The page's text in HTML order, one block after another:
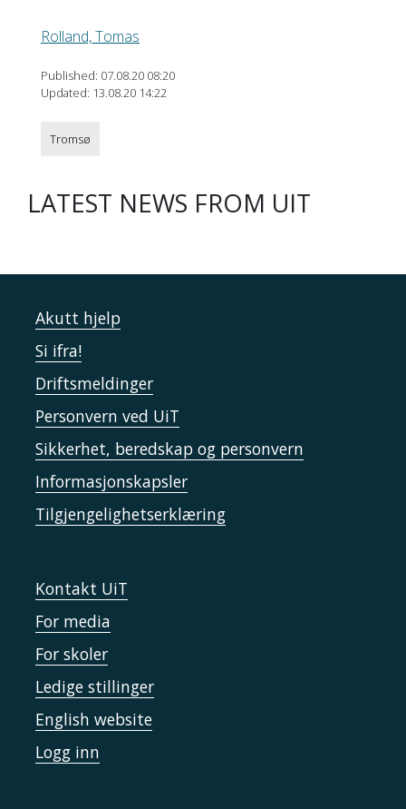
Rolland, Tomas
Published: 07.08.20 08:20
Updated: 13.08.20 14:22
Tromsø
LATEST NEWS FROM UIT
Akutt hjelp
Si ifra!
Driftsmeldinger
Personvern ved UiT
Sikkerhet, beredskap og personvern
Informasjonskapsler
Tilgjengelighetserklæring
Kontakt UiT
For media
For skoler
Ledige stillinger
English website
Logg inn